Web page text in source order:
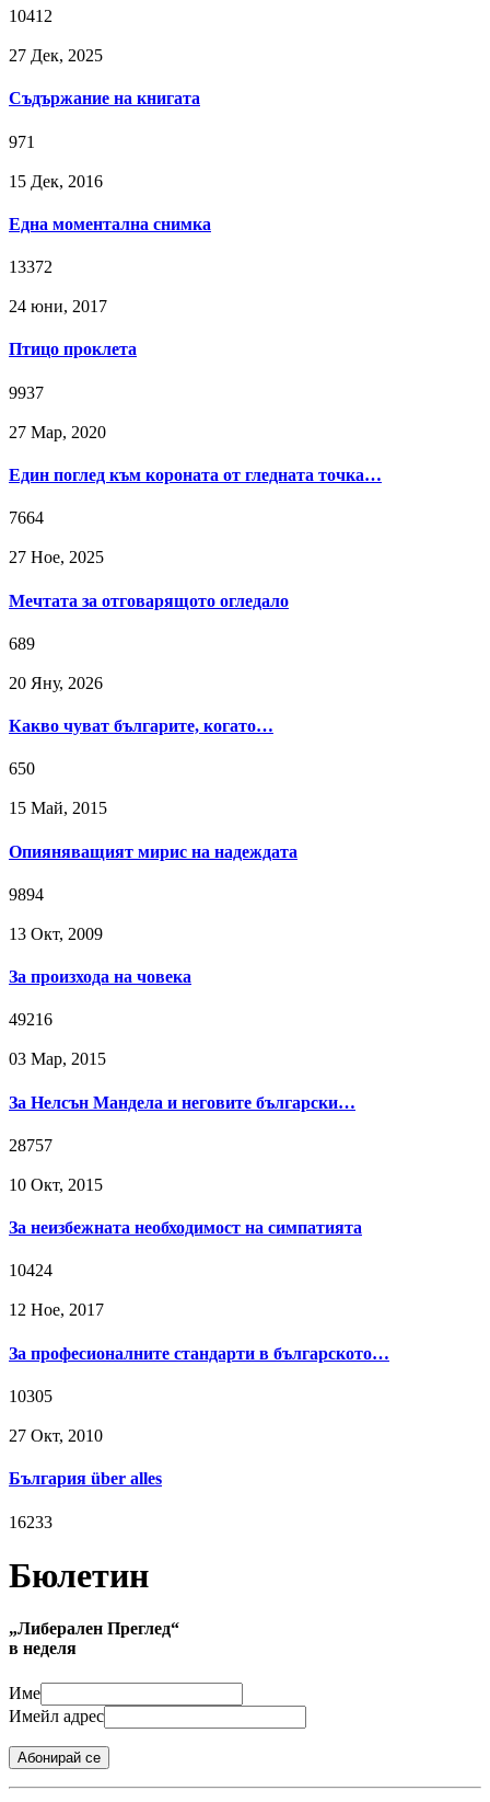
10412
27 Дек, 2025
Съдържание на книгата
971
15 Дек, 2016
Една моментална снимка
13372
24 юни, 2017
Птицо проклета
9937
27 Мар, 2020
Един поглед към короната от гледната точка…
7664
27 Ное, 2025
Мечтата за отговарящото огледало
689
20 Яну, 2026
Какво чуват българите, когато…
650
15 Май, 2015
Опияняващият мирис на надеждата
9894
13 Окт, 2009
За произхода на човека
49216
03 Мар, 2015
За Нелсън Мандела и неговите български…
28757
10 Окт, 2015
За неизбежната необходимост на симпатията
10424
12 Ное, 2017
За професионалните стандарти в българското…
10305
27 Окт, 2010
България über alles
16233
Бюлетин
„Либерален Преглед“
в неделя
Име
Имейл адрес
Абонирай се